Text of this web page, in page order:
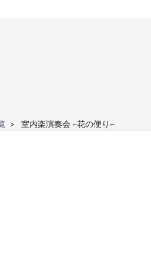
室内楽演奏会 ~花の便り~